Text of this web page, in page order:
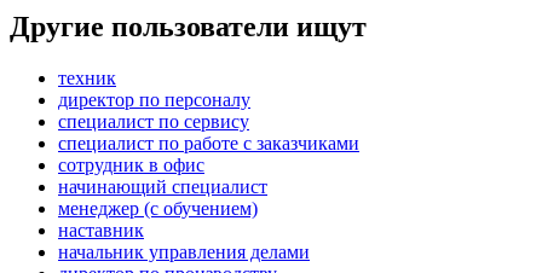
Другие пользователи ищут
техник
директор по персоналу
специалист по сервису
специалист по работе с заказчиками
сотрудник в офис
начинающий специалист
менеджер (с обучением)
наставник
начальник управления делами